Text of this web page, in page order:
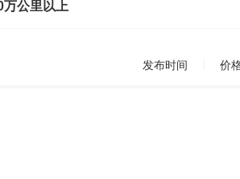
万公里以上
发布时间 价